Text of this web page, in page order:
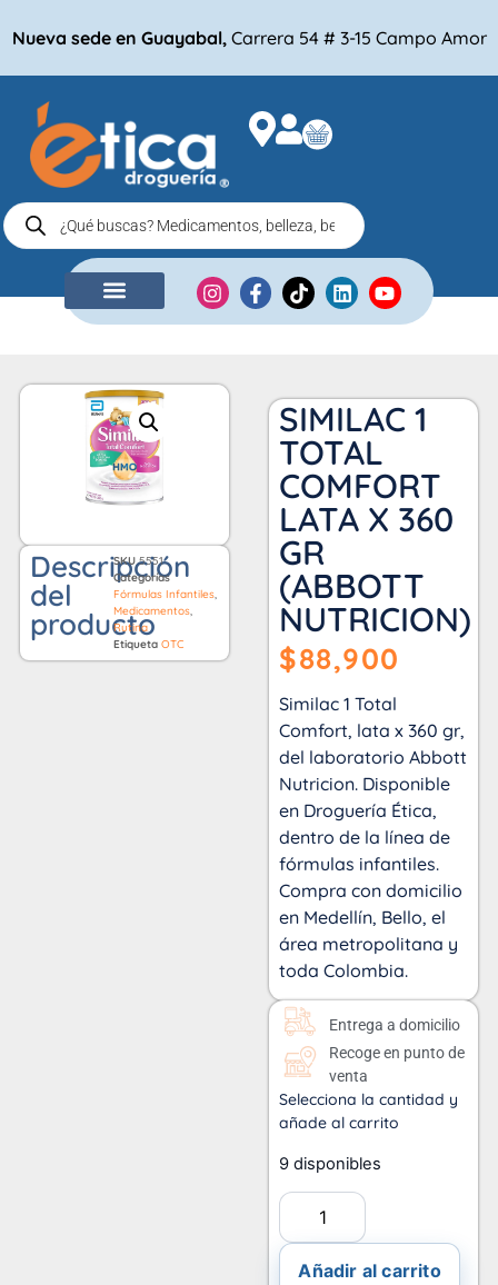
Nueva sede en Guayabal, Carrera 54 # 3-15 Campo Amor
Descripción
del
producto
SKU5551
Categorías
Fórmulas Infantiles,
Medicamentos,
Rutina
Etiqueta OTC
SIMILAC 1
TOTAL
COMFORT
LATA X 360
GR
(ABBOTT
NUTRICION)
$88,900
Similac 1 Total
Comfort, lata x 360 gr,
del laboratorio Abbott
Nutricion. Disponible
en Droguería Ética,
dentro de la línea de
fórmulas infantiles.
Compra con domicilio
en Medellín, Bello, el
área metropolitana y
toda Colombia.
Entrega a domicilio
Recoge en punto de
venta
Selecciona la cantidad y
añade al carrito
9 disponibles
Añadir al carrito